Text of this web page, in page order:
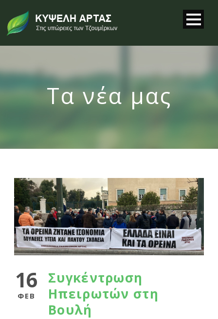
Τα νέα μας
16
ΦΕΒ
Συγκέντρωση
Ηπειρωτών στη
Βουλή